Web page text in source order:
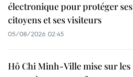
électronique pour protéger ses
citoyens et ses visiteurs
05/08/2026 02:45
Hô Chi Minh-Ville mise sur les